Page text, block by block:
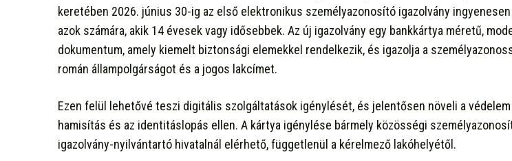
keretében 2026. június 30-ig az első elektronikus személyazonosító igazolvány
azok számára, akik 14 évesek vagy idősebbek. Az új igazolvány egy bankkártya méretű,
dokumentum, amely kiemelt biztonsági elemekkel rendelkezik, és igazolja a
román állampolgárságot és a jogos lakcímet.
Ezen felül lehetővé teszi digitális szolgáltatások igénylését, és jelentősen növeli a
hamisítás és az identitáslopás ellen. A kártya igénylése bármely közösségi
igazolvány-nyilvántartó hivatalnál elérhető, függetlenül a kérelmező lakóhelyétől.